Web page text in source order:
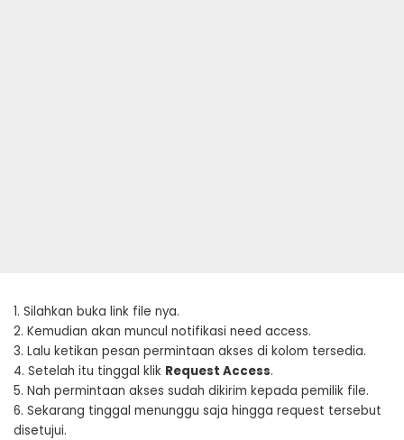
1. Silahkan buka link file nya.
2. Kemudian akan muncul notifikasi need access.
3. Lalu ketikan pesan permintaan akses di kolom tersedia.
4. Setelah itu tinggal klik Request Access.
5. Nah permintaan akses sudah dikirim kepada pemilik file.
6. Sekarang tinggal menunggu saja hingga request tersebut
disetujui.